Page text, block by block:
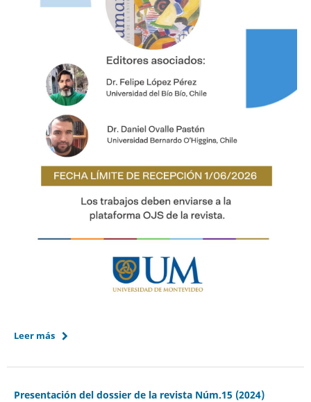
Leer más
Presentación del dossier de la revista Núm.15 (2024)